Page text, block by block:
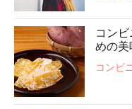
コン
めの美
コンビニ